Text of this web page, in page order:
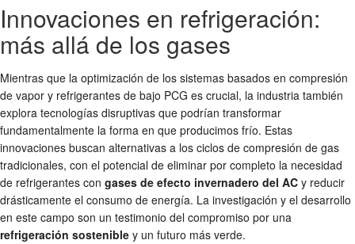
Innovaciones en refrigeración:
más allá de los gases
Mientras que la optimización de los sistemas basados en compresión
de vapor y refrigerantes de bajo PCG es crucial, la industria también
explora tecnologías disruptivas que podrían transformar
fundamentalmente la forma en que producimos frío. Estas
innovaciones buscan alternativas a los ciclos de compresión de gas
tradicionales, con el potencial de eliminar por completo la necesidad
de refrigerantes con gases de efecto invernadero del AC y reducir
drásticamente el consumo de energía. La investigación y el desarrollo
en este campo son un testimonio del compromiso por una
refrigeración sostenible y un futuro más verde.